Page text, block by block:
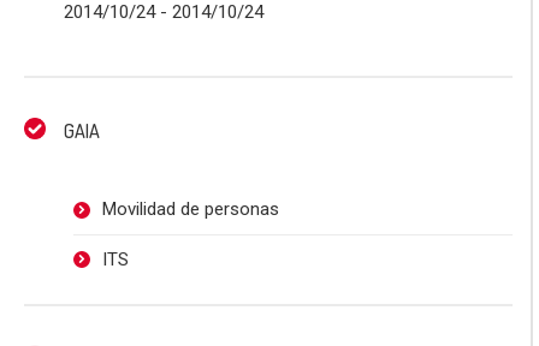
2014/10/24 - 2014/10/24
GAIA
Movilidad de personas
ITS